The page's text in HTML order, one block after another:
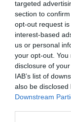
targeted
section to
opt-out request
interest-based
us or personal
your opt-out.
disclosure of
IAB’s list of
also be
Downstream
vindrà
regles fiscals
mesures
En aquest
del PIB el
D'altra banda,
compliment
"lleugerament